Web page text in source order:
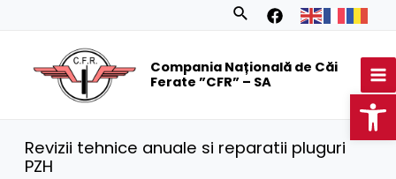
Search
Compania Națională de Căi
Ferate ”CFR” – SA
Revizii tehnice anuale si reparatii pluguri
PZH